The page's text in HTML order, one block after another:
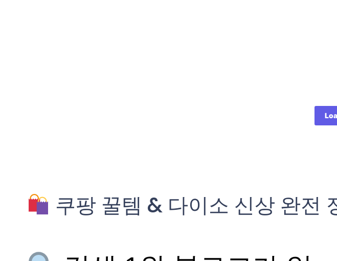
쿠팡 꿀템 & 다이소 신상 완전